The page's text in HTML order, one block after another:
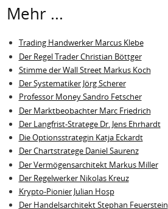
Mehr ...
Trading Handwerker Marcus Klebe
Der Regel Trader Christian Böttger
Stimme der Wall Street Markus Koch
Der Systematiker Jörg Scherer
Professor Money Sandro Fetscher
Der Marktbeobachter Marc Friedrich
Der Langfrist-Stratege Dr. Jens Ehrhardt
Die Optionsstrategin Katja Eckardt
Der Chartstratege Daniel Saurenz
Der Vermögensarchitekt Markus Miller
Der Regelwerker Nikolas Kreuz
Krypto-Pionier Julian Hosp
Der Handelsarchitekt Stephan Feuerstein